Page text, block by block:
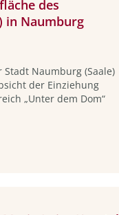
des
in Naumburg
Naumburg (Saale)
der Einziehung
„Unter dem Dom“